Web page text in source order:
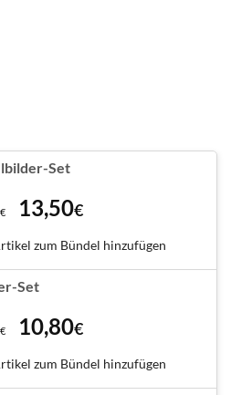
Set
€ 13,50€
zum Bündel hinzufügen
Set
€ 10,80€
zum Bündel hinzufügen